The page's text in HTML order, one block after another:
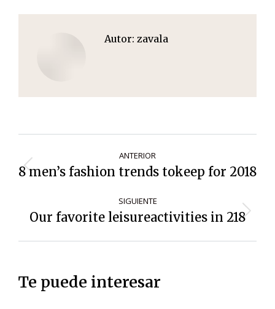
Autor: zavala
de
ANTERIOR
Entrada
8 men’s fashion trends tokeep for 2018
SIGUIENTE
Siguiente
Our favorite leisureactivities in 218
Te puede interesar